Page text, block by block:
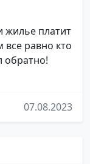
жилье платит
все равно кто
обратно!
07.08.2023